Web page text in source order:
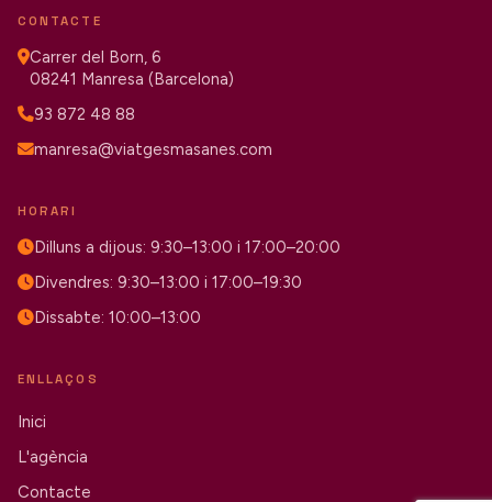
CONTACTE
Carrer del Born, 6
08241 Manresa (Barcelona)
93 872 48 88
manresa@viatgesmasanes.com
HORARI
Dilluns a dijous: 9:30–13:00 i 17:00–20:00
Divendres: 9:30–13:00 i 17:00–19:30
Dissabte: 10:00–13:00
ENLLAÇOS
Inici
L'agència
Contacte